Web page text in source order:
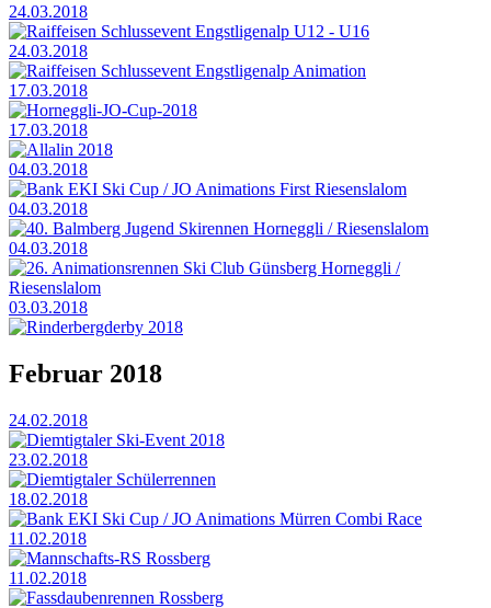
24.03.2018
Raiffeisen Schlussevent Engstligenalp U12 - U16
24.03.2018
Raiffeisen Schlussevent Engstligenalp Animation
17.03.2018
Horneggli-JO-Cup-2018
17.03.2018
Allalin 2018
04.03.2018
Bank EKI Ski Cup / JO Animations First Riesenslalom
04.03.2018
40. Balmberg Jugend Skirennen Horneggli / Riesenslalom
04.03.2018
26. Animationsrennen Ski Club Günsberg Horneggli /
Riesenslalom
03.03.2018
Rinderbergderby 2018
Februar 2018
24.02.2018
Diemtigtaler Ski-Event 2018
23.02.2018
Diemtigtaler Schülerrennen
18.02.2018
Bank EKI Ski Cup / JO Animations Mürren Combi Race
11.02.2018
Mannschafts-RS Rossberg
11.02.2018
Fassdaubenrennen Rossberg